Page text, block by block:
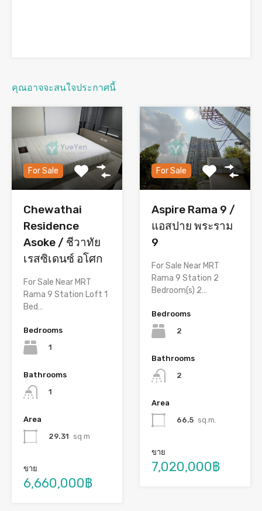
คุณอาจจะสนใจประกาศนี้
For Sale
Chewathai
Residence
Asoke / ชีวาทัย
เรสซิเดนซ์ อโศก
For Sale Near MRT
Rama 9 Station Loft 1
Bed…
Bedrooms
1
Bathrooms
1
Area
29.31 sq m
ขาย
6,660,000฿
For Sale
Aspire Rama 9 /
แอสปาย พระราม
9
For Sale Near MRT
Rama 9 Station 2
Bedroom(s) 2…
Bedrooms
2
Bathrooms
2
Area
66.5 sq.m.
ขาย
7,020,000฿